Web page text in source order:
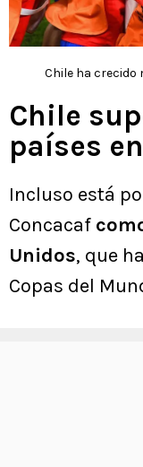
Chile ha crecido
Chile
países
Incluso está
Concacaf
Unidos, que
Copas del